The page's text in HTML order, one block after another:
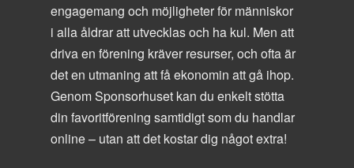
engagemang och möjligheter för människor
i alla åldrar att utvecklas och ha kul. Men att
driva en förening kräver resurser, och ofta är
det en utmaning att få ekonomin att gå ihop.
Genom Sponsorhuset kan du enkelt stötta
din favoritförening samtidigt som du handlar
online – utan att det kostar dig något extra!